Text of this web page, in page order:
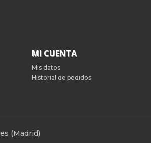
MI CUENTA
Mis datos
Historial de pedidos
(Madrid)